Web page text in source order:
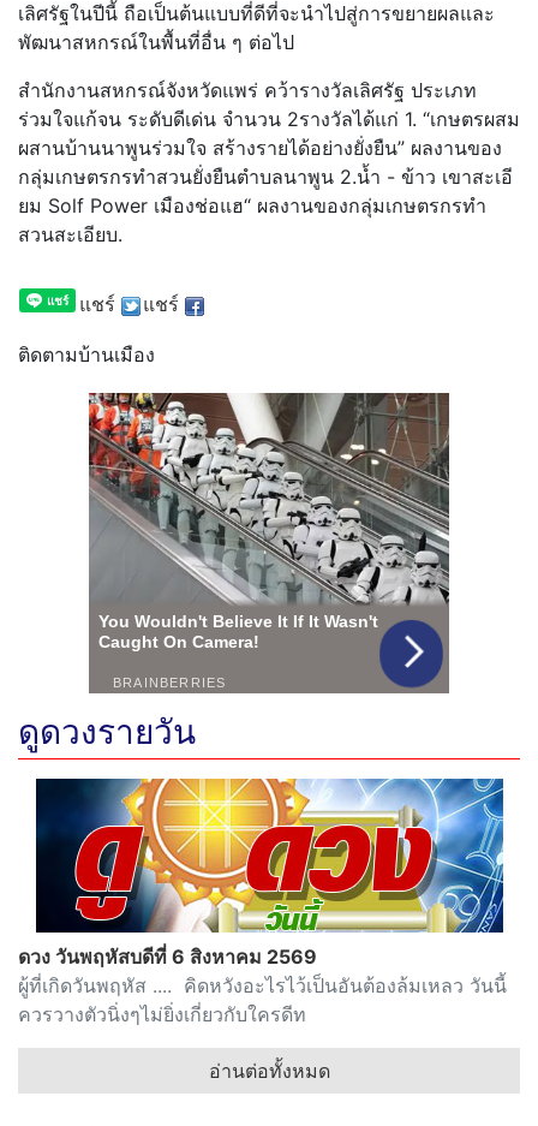
เลิศรัฐในปีนี้ ถือเป็นต้นแบบที่ดีที่จะนำไปสู่การขยายผลและ
พัฒนาสหกรณ์ในพื้นที่อื่น ๆ ต่อไป
สำนักงานสหกรณ์จังหวัดแพร่ คว้ารางวัลเลิศรัฐ ประเภท
ร่วมใจแก้จน ระดับดีเด่น จำนวน 2รางวัลได้แก่ 1. “เกษตรผสม
ผสานบ้านนาพูนร่วมใจ สร้างรายได้อย่างยั่งยืน” ผลงานของ
กลุ่มเกษตรกรทำสวนยั่งยืนตำบลนาพูน 2.น้ำ - ข้าว เขาสะเอี
ยม Solf Power เมืองช่อแฮ“ ผลงานของกลุ่มเกษตรกรทำ
สวนสะเอียบ.
แชร์ แชร์
ติดตามบ้านเมือง
ดูดวงรายวัน
ดวง วันพฤหัสบดีที่ 6 สิงหาคม 2569
ผู้ที่เกิดวันพฤหัส .... คิดหวังอะไรไว้เป็นอันต้องล้มเหลว วันนี้
ควรวางตัวนิ่งๆไม่ยิ่งเกี่ยวกับใครดีท
อ่านต่อทั้งหมด